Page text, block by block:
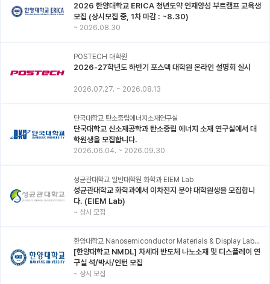
2026 한양대학교 ERICA 청년도약 인재양성 부트캠프 교육생
모집 (상시모집 중, 1차 마감 : ~8.30)
~ 2026.08.30
POSTECH 대학원
2026-27학년도 하반기 포스텍 대학원 온라인 설명회 실시
2026.07.27. ~ 2026.08.13
단국대학교 탄소중립에너지소재연구실
단국대학교 신소재공학과 탄소중립 에너지 소재 연구실에서 대
학원생을 모집합니다.
2026.06.04. ~ 2026.09.30
성균관대학교 일반대학원 화학과 EIEM Lab
성균관대학교 화학과에서 이차전지 분야 대학원생을 모집합니
다. (EIEM Lab)
~ 상시 모집
한양대학교 Nanosemiconductor Materials & Display Laboratory
[한양대학교 NMDL] 차세대 반도체 나노소재 및 디스플레이 연
구실 석/박사/인턴 모집
~ 상시 모집